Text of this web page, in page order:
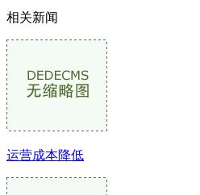
相关新闻
运营成本降低